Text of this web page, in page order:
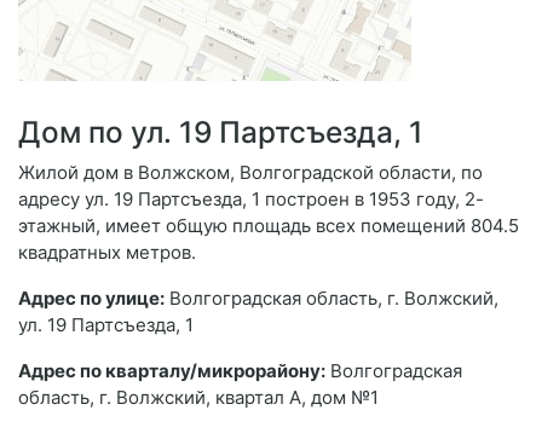
Дом по ул. 19 Партсъезда, 1
Жилой дом в Волжском, Волгоградской области, по
адресу ул. 19 Партсъезда, 1 построен в 1953 году, 2-
этажный, имеет общую площадь всех помещений 804.5
квадратных метров.
Адрес по улице: Волгоградская область, г. Волжский,
ул. 19 Партсъезда, 1
Адрес по кварталу/микрорайону: Волгоградская
область, г. Волжский, квартал А, дом №1